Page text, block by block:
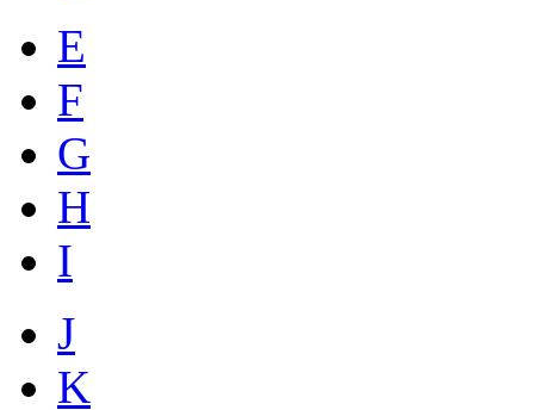
E
F
G
H
I
J
K